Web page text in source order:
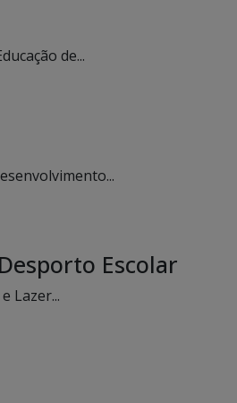
de...
Escolar
Lazer...